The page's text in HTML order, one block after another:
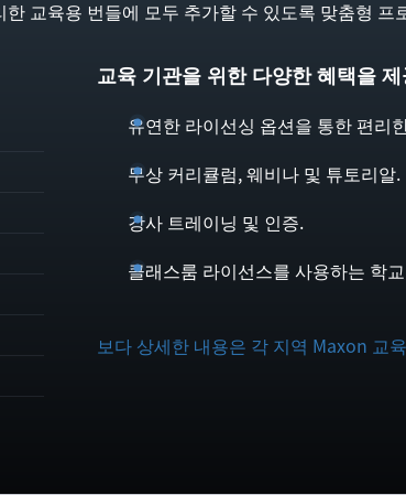
교육용 번들에 모두 추가할 수 있도록 맞춤형 프
교육 기관을 위한 다양한 혜택을
유연한 라이선싱 옵션을 통한 편리
무상 커리큘럼, 웨비나 및 튜토리알.
강사 트레이닝 및 인증.
클래스룸 라이선스를 사용하는 학
보다 상세한 내용은 각 지역 Maxon 교